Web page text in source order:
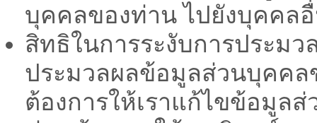
บุคคลของท่าน ไปยังบุคคล
สิทธิในการระงับการประม
ประมวลผลข้อมูลส่วนบุคค
ต้องการให้เราแก้ไขข้อมูล